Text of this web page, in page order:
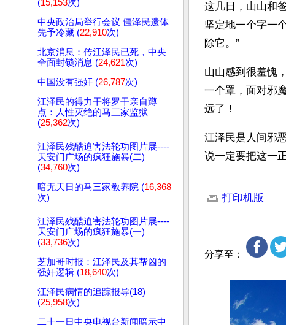
(15,153次)
中央政治局举行会议 僵泽民遗体
先予冷藏 (22,910次)
北京消息：传江泽民已死，中央
全面封锁消息 (24,621次)
中国没有强奸 (26,787次)
江泽民的得力干将罗干亲自蹲
点：人性灭绝的马三家监狱
(25,362次)
江泽民残酷迫害法轮功图片展----
天安门广场的疯狂施暴(二)
(34,760次)
暗无天日的马三家教养院 (16,368
次)
江泽民残酷迫害法轮功图片展----
天安门广场的疯狂施暴(一)
(33,736次)
芝加哥时报：江泽民及其帮凶的
强奸逻辑 (18,640次)
江泽民病情的追踪报导(18)
(25,958次)
二十一日中央电视台新闻暗示中
这几日，山山和
坚定地一个字一
除它。”
山山感到很羞愧
一个罩，面对邪
远了！
江泽民是人间邪
说一定要把这一
打印机版
分享至：